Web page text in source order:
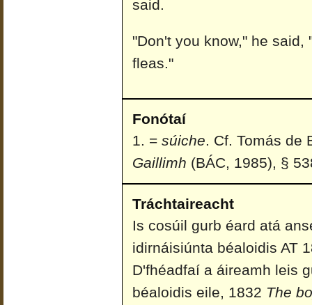
said.
"Don't you know," he
fleas."
Fonótaí
= súiche. Cf. Tomás de
Gaillimh (BÁC, 1985), §
Tráchtaireacht
Is cosúil gurb éard atá
idirnáisiúnta béaloidis AT
D'fhéadfaí a áireamh leis
béaloidis eile, 1832 The